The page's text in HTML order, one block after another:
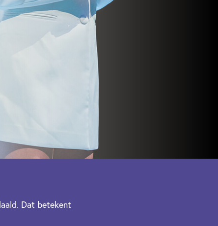
Dat betekent